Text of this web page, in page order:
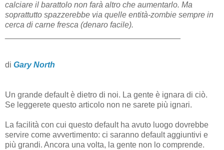
calciare il barattolo non farà altro che aumentarlo. Ma
soprattutto spazzerebbe via quelle entità-zombie sempre in
cerca di carne fresca (denaro facile).
di Gary North
Un grande default è dietro di noi. La gente è ignara di ciò.
Se leggerete questo articolo non ne sarete più ignari.
La facilità con cui questo default ha avuto luogo dovrebbe
servire come avvertimento: ci saranno default aggiuntivi e
più grandi. Ancora una volta, la gente non lo comprende.